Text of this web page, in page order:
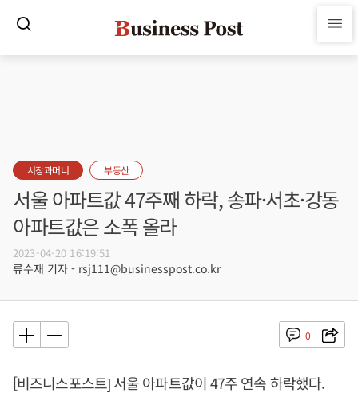
시장과머니 부동산
서울 아파트값 47주째 하락, 송파·서초·강동
아파트값은 소폭 올라
2023-04-20 16:19:51
류수재 기자 - rsj111@businesspost.co.kr
0
[비즈니스포스트] 서울 아파트값이 47주 연속 하락했다.